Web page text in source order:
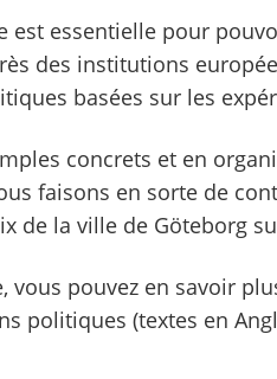
est essentielle pour
des institutions
basées sur les
concrets et en
faisons en sorte de
de la ville de Göteborg
vous pouvez en savoir
politiques (textes en